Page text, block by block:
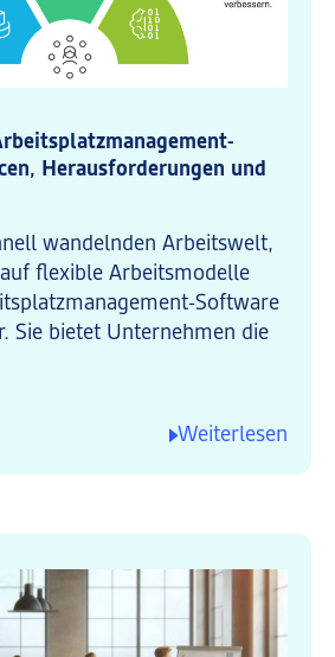
Herausforderungen und
wandelnden Arbeitswelt,
flexible Arbeitsmodelle
Software
Sie bietet Unternehmen die
Weiterlesen
Informationen anzeigen
Sie tun dies, indem sie Besucher über